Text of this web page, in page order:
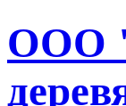
ООО